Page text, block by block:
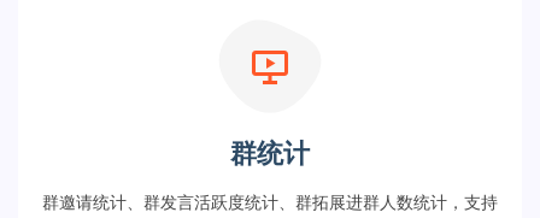
群统计
群邀请统计、群发言活跃度统计、群拓展进群人数统计，支持